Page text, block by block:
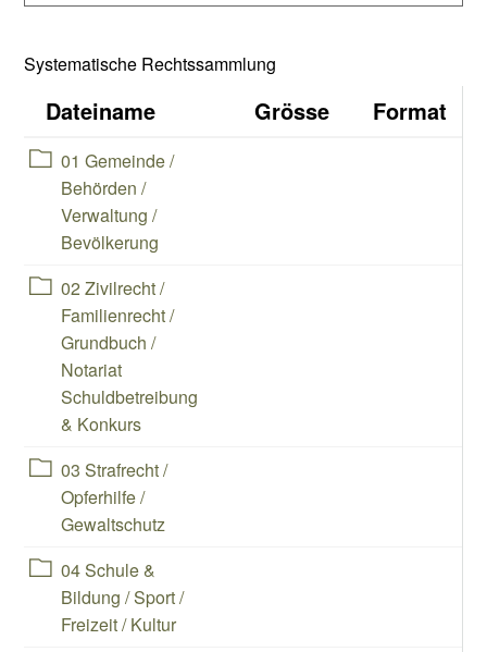
Systematische Rechtssammlung
Dateiname Grösse Format
Ebene 1:
01 Gemeinde /
Behörden /
Verwaltung /
Bevölkerung
Ebene 1:
02 Zivilrecht /
Familienrecht /
Grundbuch /
Notariat
Schuldbetreibung
& Konkurs
Ebene 1:
03 Strafrecht /
Opferhilfe /
Gewaltschutz
Ebene 1:
04 Schule &
Bildung / Sport /
Freizeit / Kultur